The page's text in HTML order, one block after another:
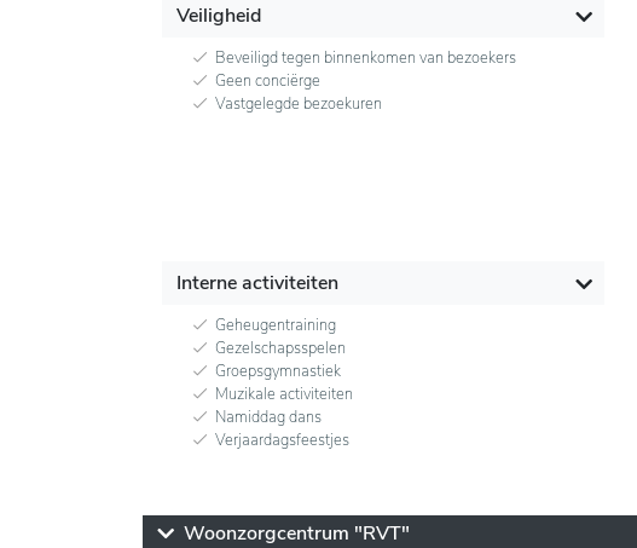
Veiligheid
Beveiligd tegen binnenkomen van bezoekers
Geen conciërge
Vastgelegde bezoekuren
Interne activiteiten
Geheugentraining
Gezelschapsspelen
Groepsgymnastiek
Muzikale activiteiten
Namiddag dans
Verjaardagsfeestjes
Woonzorgcentrum "RVT"